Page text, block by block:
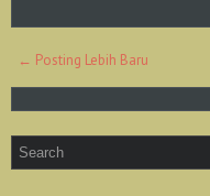
← Posting Lebih Baru